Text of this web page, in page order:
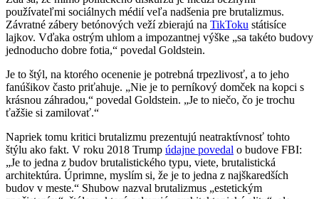
používateľmi sociálnych médií veľa nadšenia pre brutalizmus.
Závratné zábery betónových veží zbierajú na TikToku státisíce
lajkov. Vďaka ostrým uhlom a impozantnej výške „sa takéto budovy
jednoducho dobre fotia,“ povedal Goldstein.
Je to štýl, na ktorého ocenenie je potrebná trpezlivosť, a to jeho
fanúšikov často priťahuje. „Nie je to perníkový domček na kopci s
krásnou záhradou,“ povedal Goldstein. „Je to niečo, čo je trochu
ťažšie si zamilovať.“
Napriek tomu kritici brutalizmu prezentujú neatraktívnosť tohto
štýlu ako fakt. V roku 2018 Trump údajne povedal o budove FBI:
„Je to jedna z budov brutalistického typu, viete, brutalistická
architektúra. Úprimne, myslím si, že je to jedna z najškaredších
budov v meste.“ Shubow nazval brutalizmus „estetickým